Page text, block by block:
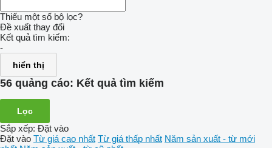
Thiếu một số bộ lọc?
Đề xuất thay đổi
Kết quả tìm kiếm:
-
hiển thị
56 quảng cáo: Kết quả tìm kiếm
Lọc
Sắp xếp: Đặt vào
Đặt vào Từ giá cao nhất Từ giá thấp nhất Năm sản xuất - từ mới